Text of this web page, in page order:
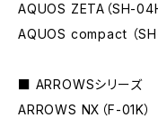
AQUOS ZETA（SH-04H
AQUOS compact （
■ ARROWSシリーズ
ARROWS NX（F-01K）